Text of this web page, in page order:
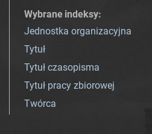
Wybrane indeksy:
Jednostka organizacyjna
Tytuł
Tytuł czasopisma
Tytuł pracy zbiorowej
Twórca